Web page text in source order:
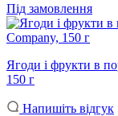
Під замовлення
Ягоди і фрукти в
150 г
Напишіть відгук